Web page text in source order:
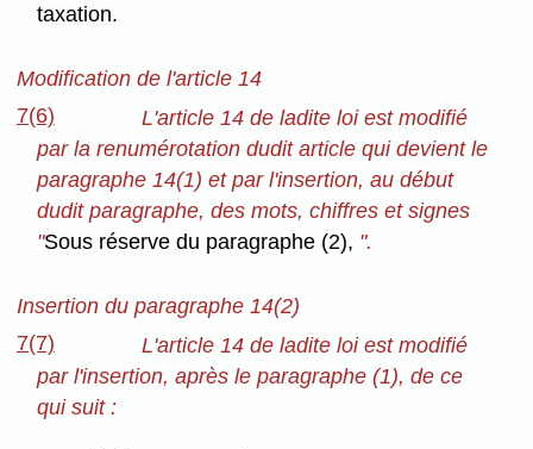
taxation.
Modification de l'article 14
7(6)
L'article 14 de ladite loi est modifié
par la renumérotation dudit article qui devient le
paragraphe 14(1) et par l'insertion, au début
dudit paragraphe, des mots, chiffres et signes
"Sous réserve du paragraphe (2), ".
Insertion du paragraphe 14(2)
7(7)
L'article 14 de ladite loi est modifié
par l'insertion, après le paragraphe (1), de ce
qui suit :